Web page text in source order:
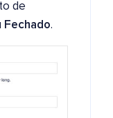
de
Fechado.